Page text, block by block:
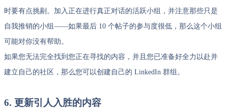
时要有点挑剔。加入正在进行真正对话的活跃小组，并注意那些只是
自我推销的小组——如果最后 10 个帖子的参与度很低，那么这个小组
可能对你没有帮助。
如果您无法完全找到您正在寻找的内容，并且您已准备好全力以赴并
建立自己的社区，那么您可以创建自己的 LinkedIn 群组。
6. 更新引人入胜的内容